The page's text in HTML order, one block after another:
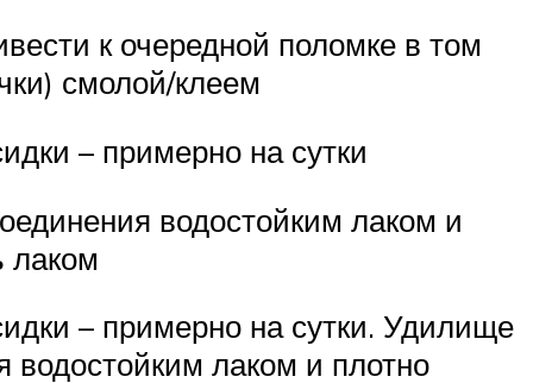
к очередной поломке в том
смолой/клеем
– примерно на сутки
водостойким лаком и
лаком
– примерно на сутки. Удилище
водостойким лаком и плотно